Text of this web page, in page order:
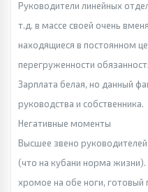
Руководители линейных
т.д. в массе своей очень
находящиеся в постоянном
перегруженности
Зарплата белая, но данный
руководства и собственника.
Негативные моменты
Высшее звено
(что на кубани норма
хромое на обе ноги,